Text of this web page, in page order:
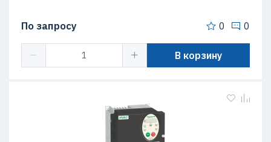
По запросу 0 0
В корзину